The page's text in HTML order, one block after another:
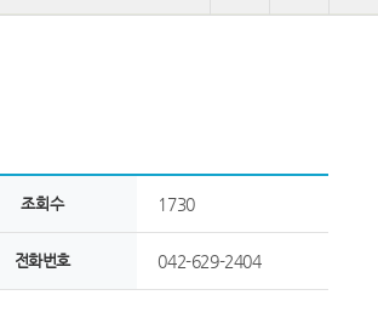
조회수 1730
전화번호 042-629-2404